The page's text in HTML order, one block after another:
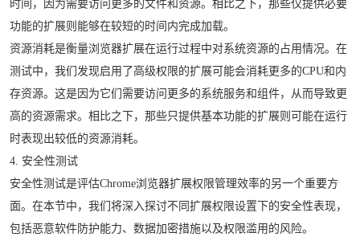
时间，因为需要访问更多的文件和资源。相比之下，那些仅提供必要
功能的扩展则能够在较短的时间内完成加载。
资源消耗是衡量浏览器扩展在运行过程中对系统资源的占用情况。在
测试中，我们发现启用了高级权限的扩展可能会消耗更多的CPU和内
存资源。这是因为它们需要访问更多的系统服务和组件，从而导致更
高的资源需求。相比之下，那些只提供基本功能的扩展则可能在运行
时表现出较低的资源消耗。
4. 安全性测试
安全性测试是评估Chrome浏览器扩展权限管理效率的另一个重要方
面。在本节中，我们将深入探讨不同扩展权限设置下的安全性表现，
包括恶意软件防护能力、数据加密措施以及权限滥用的风险。